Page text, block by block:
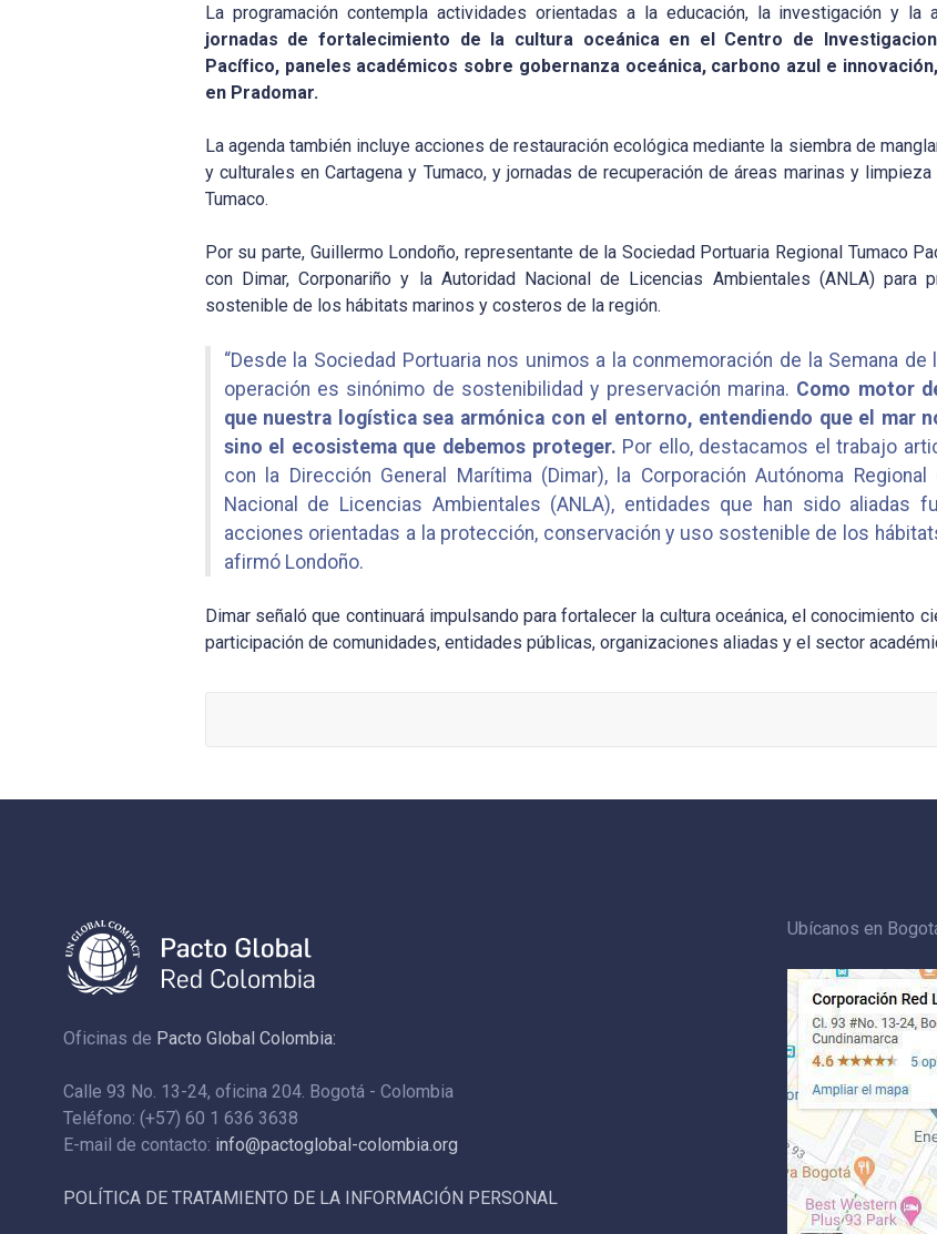
La programación contempla actividades orientadas a la educación, la investigación y la
jornadas de fortalecimiento de la cultura oceánica en el Centro de
Pacífico, paneles académicos sobre gobernanza oceánica, carbono azul e
en Pradomar.
La agenda también incluye acciones de restauración ecológica mediante la siembra de
y culturales en Cartagena y Tumaco, y jornadas de recuperación de áreas marinas y
Tumaco.
Por su parte, Guillermo Londoño, representante de la Sociedad Portuaria Regional Tumaco
con Dimar, Corponariño y la Autoridad Nacional de Licencias Ambientales (ANLA) para
sostenible de los hábitats marinos y costeros de la región.
“Desde la Sociedad Portuaria nos unimos a la conmemoración de la Semana
operación es sinónimo de sostenibilidad y preservación marina. Como motor
que nuestra logística sea armónica con el entorno, entendiendo que el mar
sino el ecosistema que debemos proteger. Por ello, destacamos el trabajo
con la Dirección General Marítima (Dimar), la Corporación Autónoma
Nacional de Licencias Ambientales (ANLA), entidades que han sido aliadas
acciones orientadas a la protección, conservación y uso sostenible de los
afirmó Londoño.
Dimar señaló que continuará impulsando para fortalecer la cultura oceánica, el conocimiento
participación de comunidades, entidades públicas, organizaciones aliadas y el sector
Oficinas de Pacto Global Colombia:
Calle 93 No. 13-24, oficina 204. Bogotá - Colombia
Teléfono: (+57) 60 1 636 3638
E-mail de contacto: info@pactoglobal-colombia.org
POLÍTICA DE TRATAMIENTO DE LA INFORMACIÓN PERSONAL
Ubícanos en